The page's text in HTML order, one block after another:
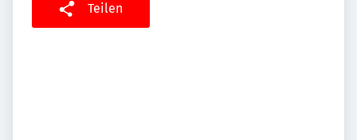
Teilen